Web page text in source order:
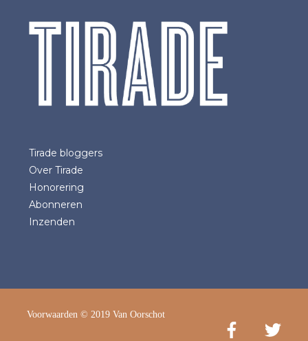
Tirade bloggers
Over Tirade
Honorering
Abonneren
Inzenden
Voorwaarden © 2019 Van Oorschot
Facebook
Twitter